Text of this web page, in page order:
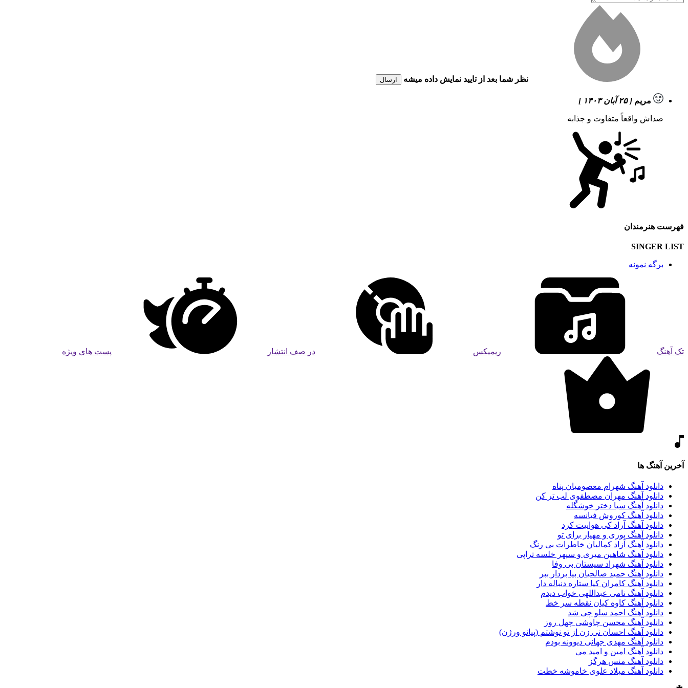
نظر شما بعد از تایید نمایش داده میشه ارسال
مریم [ ۲۵ آبان ۱۴۰۳ ]
صداش واقعاً متفاوت و جذابه
فهرست هنرمندان
SINGER LIST
برگه نمونه
تک آهنگ ریمیکس در صف انتشار پست های ویژه
آخرین آهنگ ها
دانلود آهنگ شهرام معصومیان پناه
دانلود آهنگ مهران مصطفوی لب تر کن
دانلود آهنگ سیا دختر خوشگله
دانلود آهنگ کوروش فیانسه
دانلود آهنگ آراد کی هواییت کرد
دانلود آهنگ پوری و مهیار برای تو
دانلود آهنگ آزاد کمالیان خاطرات بی رنگ
دانلود آهنگ شاهین میری و سپهر خلسه تراپی
دانلود آهنگ شهراد سیستان بی وفا
دانلود آهنگ حمید صالحیان بیا بردار ببر
دانلود آهنگ کامران کیا ستاره دنباله دار
دانلود آهنگ نامی عبداللهی خواب دیدم
دانلود آهنگ کاوه کیان نقطه سر خط
دانلود آهنگ احمد سلو چی شد
دانلود آهنگ محسن چاوشی چهل روز
دانلود آهنگ احسان نی زن از تو نوشتم (پیانو ورژن)
دانلود آهنگ مهدی جهانی دیوونه بودم
دانلود آهنگ امین و امید می
دانلود آهنگ منس هرگز
دانلود آهنگ میلاد علوی خاموشه خطت